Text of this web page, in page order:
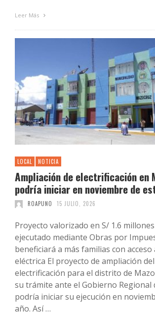
Leer Más
LOCAL NOTICIA
Ampliación de electrificación en
podría iniciar en noviembre de
ROAPUNO 15 JULIO, 2026
Proyecto valorizado en S/ 1.6
ejecutado mediante Obras por
beneficiará a más familias con
eléctrica El proyecto de ampliación
electrificación para el distrito de
su trámite ante el Gobierno Regional
podría iniciar su ejecución en
año. Así …